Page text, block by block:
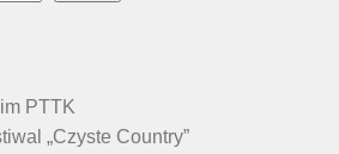
PTTK
„Czyste Country”